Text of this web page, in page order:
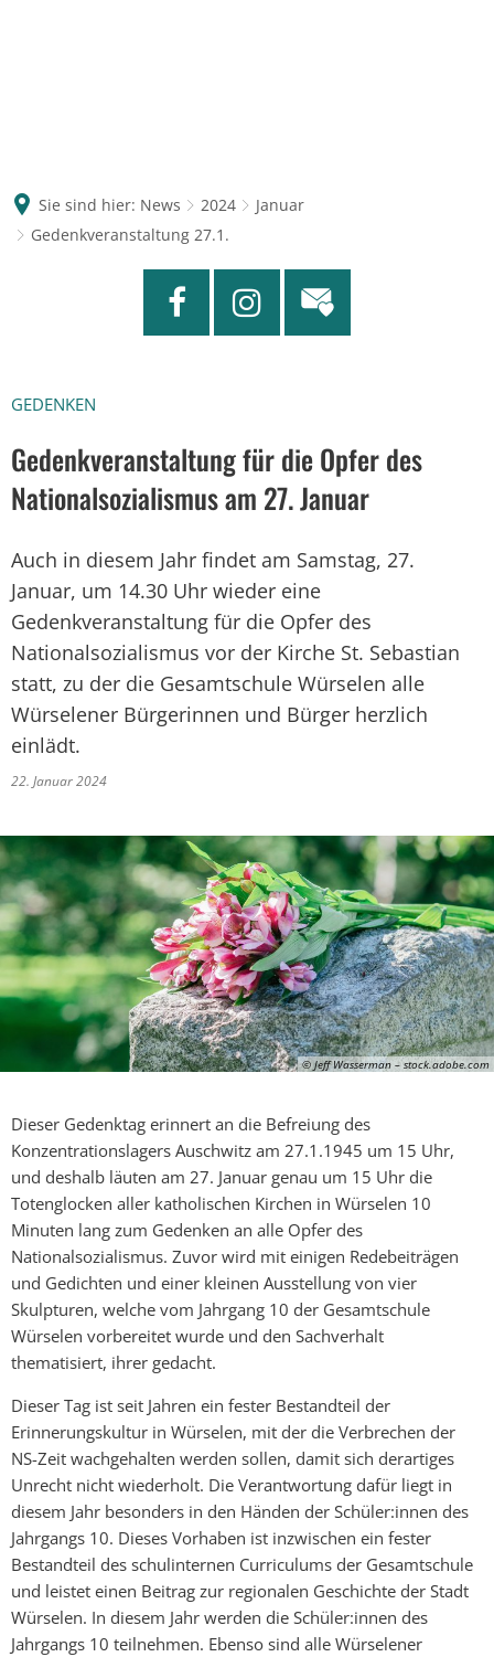
Sie sind hier: News 2024
Januar
Gedenkveranstaltung 27.1.
GEDENKEN
Gedenkveranstaltung für die Opfer des
Nationalsozialismus am 27. Januar
Auch in diesem Jahr findet am Samstag, 27.
Januar, um 14.30 Uhr wieder eine
Gedenkveranstaltung für die Opfer des
Nationalsozialismus vor der Kirche St. Sebastian
statt, zu der die Gesamtschule Würselen alle
Würselener Bürgerinnen und Bürger herzlich
einlädt.
22. Januar 2024
© Jeff Wasserman – stock.adobe.com
Dieser Gedenktag erinnert an die Befreiung des
Konzentrationslagers Auschwitz am 27.1.1945 um 15 Uhr,
und deshalb läuten am 27. Januar genau um 15 Uhr die
Totenglocken aller katholischen Kirchen in Würselen 10
Minuten lang zum Gedenken an alle Opfer des
Nationalsozialismus. Zuvor wird mit einigen Redebeiträgen
und Gedichten und einer kleinen Ausstellung von vier
Skulpturen, welche vom Jahrgang 10 der Gesamtschule
Würselen vorbereitet wurde und den Sachverhalt
thematisiert, ihrer gedacht.
Dieser Tag ist seit Jahren ein fester Bestandteil der
Erinnerungskultur in Würselen, mit der die Verbrechen der
NS-Zeit wachgehalten werden sollen, damit sich derartiges
Unrecht nicht wiederholt. Die Verantwortung dafür liegt in
diesem Jahr besonders in den Händen der Schüler:innen des
Jahrgangs 10. Dieses Vorhaben ist inzwischen ein fester
Bestandteil des schulinternen Curriculums der Gesamtschule
und leistet einen Beitrag zur regionalen Geschichte der Stadt
Würselen. In diesem Jahr werden die Schüler:innen des
Jahrgangs 10 teilnehmen. Ebenso sind alle Würselener